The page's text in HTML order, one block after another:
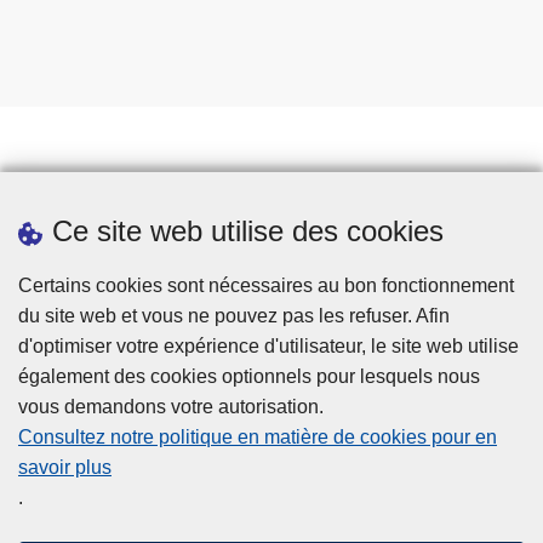
Ce site web utilise des cookies
Certains cookies sont nécessaires au bon fonctionnement
du site web et vous ne pouvez pas les refuser. Afin
d'optimiser votre expérience d'utilisateur, le site web utilise
également des cookies optionnels pour lesquels nous
vous demandons votre autorisation.
Consultez notre politique en matière de cookies pour en
savoir plus
.
Téléchargements
Presse